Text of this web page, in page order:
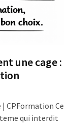
une cage :
| CPFormation Ce
qui interdit